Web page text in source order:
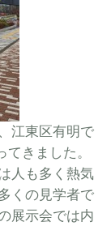
江東区有明で
きました。
人も多く熱気
くの見学者で
展示会では内